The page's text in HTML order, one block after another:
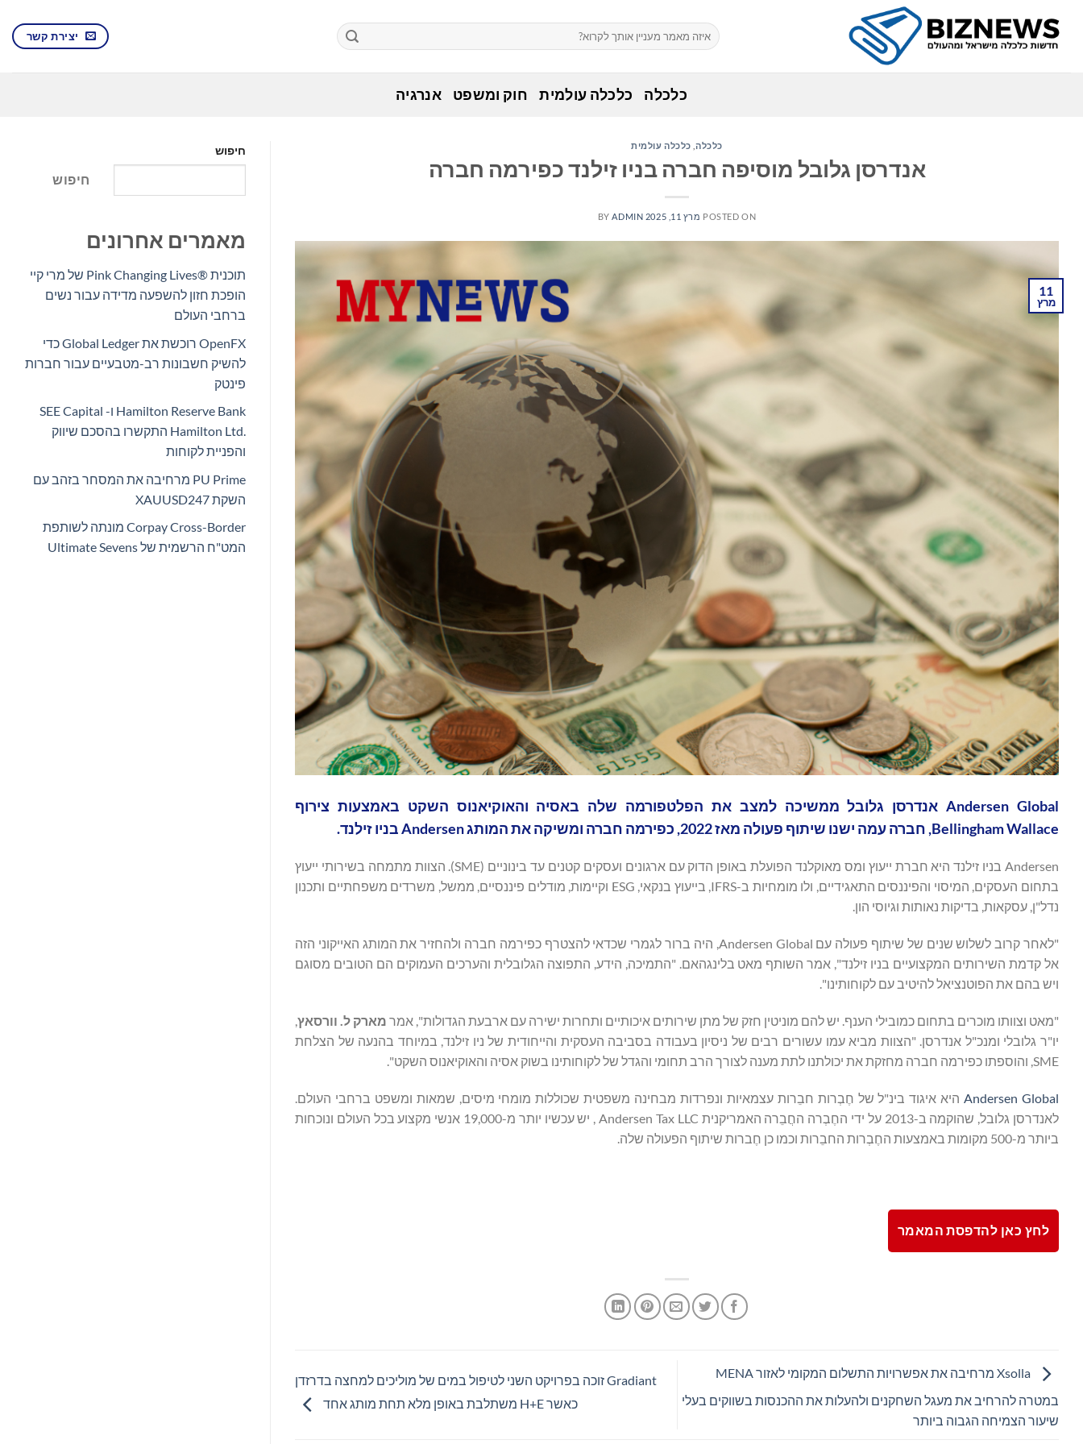
content
יצירת קשר
כלכלה כלכלה עולמית חוק ומשפט אנרגיה
כלכלה, כלכלה עולמית
אנדרסן גלובל מוסיפה חברה בניו זילנד כפירמה חברה
POSTED ON מרץ 11, 2025 BY ADMIN
11
מרץ
Andersen Global אנדרסן גלובל ממשיכה למצב את הפלטפורמה שלה באסיה והאוקיאנוס השקט באמצעות צירוף
Bellingham Wallace, חברה עמה ישנו שיתוף פעולה מאז 2022, כפירמה חברה ומשיקה את המותג Andersen בניו זילנד.
Andersen בניו זילנד היא חברת ייעוץ ומס מאוקלנד הפועלת באופן הדוק עם ארגונים ועסקים קטנים עד בינוניים (SME). הצוות מתמחה בשירותי ייעוץ
בתחום העסקים, המיסוי והפיננסים התאגידיים, ולו מומחיות ב-IFRS, בייעוץ בנקאי, ESG וקיימות, מודלים פיננסיים, ממשל, משרדים משפחתיים ותכנון
נדל"ן, עסקאות, בדיקות נאותות וגיוסי הון.
"לאחר קרוב לשלוש שנים של שיתוף פעולה עם Andersen Global, היה ברור לגמרי שכדאי להצטרף כפירמה חברה ולהחזיר את המותג האייקוני הזה
אל קדמת השירותים המקצועיים בניו זילנד", אמר השותף מאט בלינגהאם. "התמיכה, הידע, התפוצה הגלובלית והערכים העמוקים הם הטובים מסוגם
ויש בהם את הפוטנציאל להיטיב עם לקוחותינו".
"מאט וצוותו מוכרים בתחום כמובילי הענף. יש להם מוניטין חזק של מתן שירותים איכותיים ותחרות ישירה עם ארבעת הגדולות", אמר מארק ל. וורסאץ
יו"ר גלובלי ומנכ"ל אנדרסן. "הצוות מביא עמו עשורים רבים של ניסיון בעבודה בסביבה העסקית והייחודית של ניו זילנד, במיוחד בהנעה של הצלחת
SME, והוספתו כפירמה חברה מחזקת את יכולתנו לתת מענה לצורך הרב תחומי והגדל של לקוחותינו בשוק אסיה והאוקיאנוס השקט".
Andersen Global היא איגוד בינ"ל של חֶבְרות חבֵרות עצמאיות ונפרדות מבחינה משפטית שכוללות מומחי מיסים, שמאות ומשפט ברחבי העולם.
לאנדרסן גלובל, שהוקמה ב-2013 על ידי החֶבְרה החֲבֵרה האמריקנית Andersen Tax LLC , יש עכשיו יותר מ-19,000 אנשי מקצוע בכל העולם ונוכחות
ביותר מ-500 מקומות באמצעות החֶבְרות החבֵרות וכמו כן חֶברות שיתוף הפעולה שלה.
לחץ כאן להדפסת המאמר
Xsolla מרחיבה את אפשרויות התשלום המקומי לאזור MENA
במטרה להרחיב את מעגל השחקנים ולהעלות את ההכנסות בשווקים בעלי
שיעור הצמיחה הגבוה ביותר
Gradiant זוכה בפרויקט השני לטיפול במים של מוליכים למחצה בדרזדן
כאשר H+E משתלבת באופן מלא תחת מותג אחד
חיפוש
חיפוש
מאמרים אחרונים
תוכנית Pink Changing Lives®‎ של מרי קיי
הופכת חזון להשפעה מדידה עבור נשים
ברחבי העולם
OpenFX רוכשת את Global Ledger כדי
להשיק חשבונות רב-מטבעיים עבור חברות
פינטק
Hamilton Reserve Bank ו- SEE Capital
Hamilton Ltd.‎ התקשרו בהסכם שיווק
והפניית לקוחות
PU Prime מרחיבה את המסחר בזהב עם
השקת XAUUSD247
Corpay Cross-Border מונתה לשותפת
המט"ח הרשמית של Ultimate Sevens